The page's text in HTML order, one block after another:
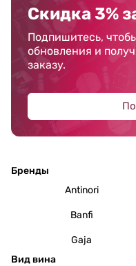
Скидка 3%
Подпишитесь,
обновления и
заказу.
Бренды
Antinori
Banfi
Gaja
Вид вина